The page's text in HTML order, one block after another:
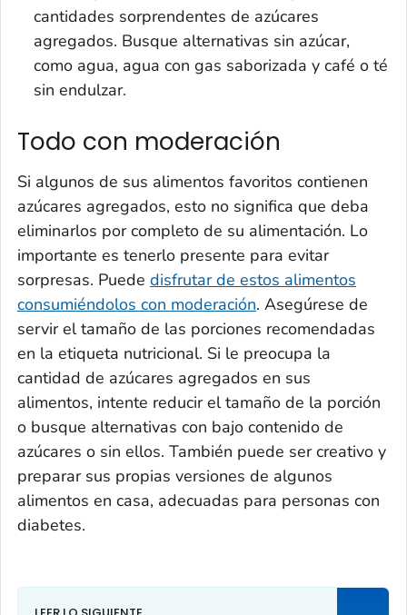
cantidades sorprendentes de azúcares
agregados. Busque alternativas sin azúcar,
como agua, agua con gas saborizada y café o té
sin endulzar.
Todo con moderación
Si algunos de sus alimentos favoritos contienen
azúcares agregados, esto no significa que deba
eliminarlos por completo de su alimentación. Lo
importante es tenerlo presente para evitar
sorpresas. Puede disfrutar de estos alimentos
consumiéndolos con moderación. Asegúrese de
servir el tamaño de las porciones recomendadas
en la etiqueta nutricional. Si le preocupa la
cantidad de azúcares agregados en sus
alimentos, intente reducir el tamaño de la porción
o busque alternativas con bajo contenido de
azúcares o sin ellos. También puede ser creativo y
preparar sus propias versiones de algunos
alimentos en casa, adecuadas para personas con
diabetes.